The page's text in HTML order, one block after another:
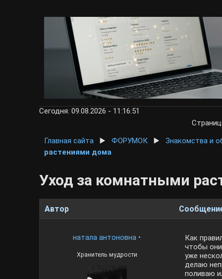
Сегодня: 09.08.2026 - 11:16:51
Главная сайта
▶️ФОРУМОК ▶️Знакомства и
растениями дома
Уход за комнатными
Автор
натала антоновна •
Хранитель мудрости
Как
чтобы
уже
делаю
поливаю